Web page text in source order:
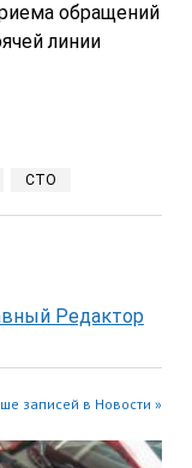
обращений
линии
СТО
Редактор
записей в Новости »